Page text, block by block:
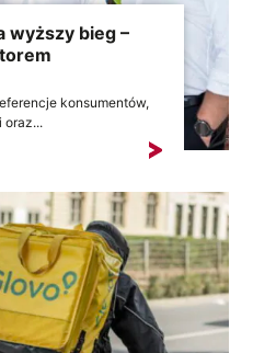
wyższy bieg –
konsumentów,
oraz...